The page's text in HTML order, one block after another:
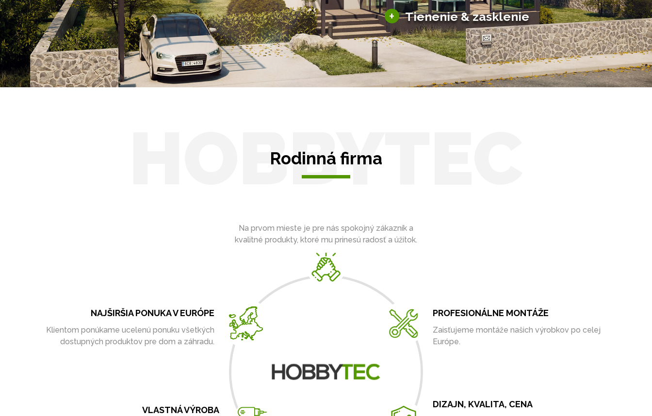
Solárne zimné záhrady
+ Tienenie & zasklenie
Tienenie
Zasklenie
HOBBYTEC
Rodinná firma
Na prvom mieste je pre nás spokojný zákazník a
kvalitné produkty, ktoré mu prinesú radosť a úžitok.
PROFESIONÁLNE MONTÁŽE
Zaisťujeme montáže našich výrobkov po celej
Európe.
DIZAJN, KVALITA, CENA
VLASTNÁ VÝROBA
NAJŠIRŠIA PONUKA V EURÓPE
Klientom ponúkame ucelenú ponuku všetkých
dostupných produktov pre dom a záhradu.